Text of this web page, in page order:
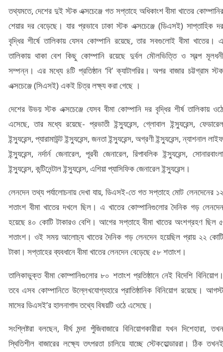
তথ্যমতে, দেশের দুই স্টক এক্সচেঞ্জে গত সপ্তাহে অধিকাংশ বীমা খাতের কোম্পানির
শেয়ার দর বেড়েছে। যার প্রভাবে ঢাকা স্টক এক্সচেঞ্জে (ডিএসই) সাপ্তাহিক দর
বৃদ্ধির শীর্ষে তালিকায় যেসব কোম্পানি রয়েছে, তার সবগুলোই বীমা খাতের। এ
তালিকায় থাকা বেশ কিছু কোম্পানি রয়েছে দুর্বল মৌলভিত্তি ও স্বল্প মূলধনী
সম্পন্ন। এর মধ্যে ৪টি প্রতিষ্ঠান ‘বি’ ক্যাটাগরির। অপর বাজার চট্টগ্রাম স্টক
এক্সচেঞ্জে (সিএসই) একই চিত্র লক্ষ্য করা গেছে ।
দেশের উভয় স্টক এক্সচেঞ্জে যেসব বীমা কোম্পানি দর বৃদ্ধির শীর্ষ তালিকায় ওঠে
এসেছে, তার মধ্যে রয়েছে- প্রভাতী ইন্স্যুরেন্স, গ্লোবাল ইন্স্যুরেন্স, ফেডারেল
ইন্স্যুরেন্স, প্যারামাউন্ট ইন্স্যুরেন্স, জনতা ইন্স্যুরেন্স, অগ্রণী ইন্স্যুরেন্স, ন্যাশনাল লাইফ
ইন্স্যুরেন্স, নর্দার্ন জেনারেল, পূরবী জেনারেল, রিপাবলিক ইন্স্যুরেন্স, সোনারবাংলা
ইন্স্যুরেন্স, কন্টিনেন্টাল ইন্স্যুরেন্স, এশিয়া প্যাসিফিক জেনারেল ইন্স্যুরেন্স।
লেনদেন তথ্য পর্যালোচনায় দেখা যায়, ডিএসই-তে গত সপ্তাহে মোট লেনদেনের ১২
শতাংশ বীমা খাতের দখলে ছিল। এ খাতের কোম্পানিগুলোর দৈনিক গড় লেনদেন
হয়েছে ৪০ কোটি টাকারও বেশি। আগের সপ্তাহে বীমা খাতের অংশগ্রহণ ছিল ৫
শতাংশ। ওই সময় আলোচ্য খাতের দৈনিক গড় লেনদেন হয়েছিল প্রায় ২২ কোটি
টাকা। সপ্তাহের ব্যবধানে বীমা খাতের লেনদেন বেড়েছে ৫৮ শতাংশ।
তালিকাভুক্ত বীমা কোম্পানিগুলোর ৮০ শতাংশ প্রতিষ্ঠানে নেই বিদেশি বিনিয়োগ।
তবে এসব কোম্পানিতে উল্লেখযোগ্যহারে প্রাতিষ্ঠানিক বিনিয়োগ রয়েছে। আগস্ট
মাসের ডিএসই’র হালনাগাদ তথ্যে বিষয়টি ওঠে এসেছে।
সংশ্লিষ্টরা বলছেন, দীর্ঘ মন্দা পুঁজিবাজারে বিনিয়োগকারীরা যখন দিশেহারা, তখন
স্থিতিশীল বাজারের লক্ষ্যে তৎপরতা চালিয়ে যাচ্ছে স্টেকহোল্ডাররা। ঠিক তখনই